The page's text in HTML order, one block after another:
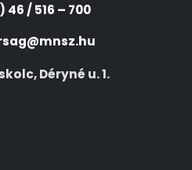
46 / 516 – 700
Déryné u. 1.